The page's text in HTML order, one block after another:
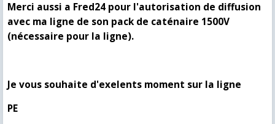
Merci aussi a Fred24 pour l'autorisation de diffusion
avec ma ligne de son pack de caténaire 1500V
(nécessaire pour la ligne).
Je vous souhaite d'exelents moment sur la ligne
PE